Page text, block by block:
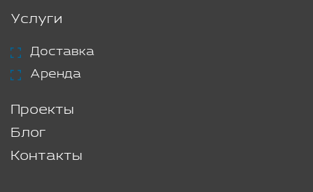
Услуги
Доставка
Аренда
Проекты
Блог
Контакты